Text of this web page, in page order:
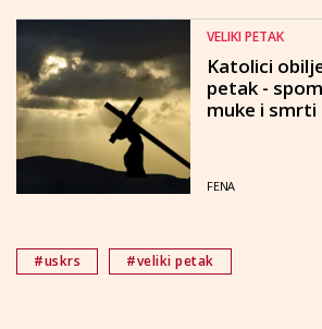
VELIKI PETAK
Katolici
petak -
muke i smrti
FENA
#uskrs #veliki petak